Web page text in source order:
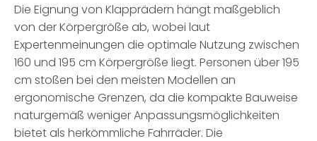
Die Eignung von Klapprädern hängt maßgeblich
von der Körpergröße ab, wobei laut
Expertenmeinungen die optimale Nutzung zwischen
160 und 195 cm Körpergröße liegt. Personen über 195
cm stoßen bei den meisten Modellen an
ergonomische Grenzen, da die kompakte Bauweise
naturgemäß weniger Anpassungsmöglichkeiten
bietet als herkömmliche Fahrräder. Die